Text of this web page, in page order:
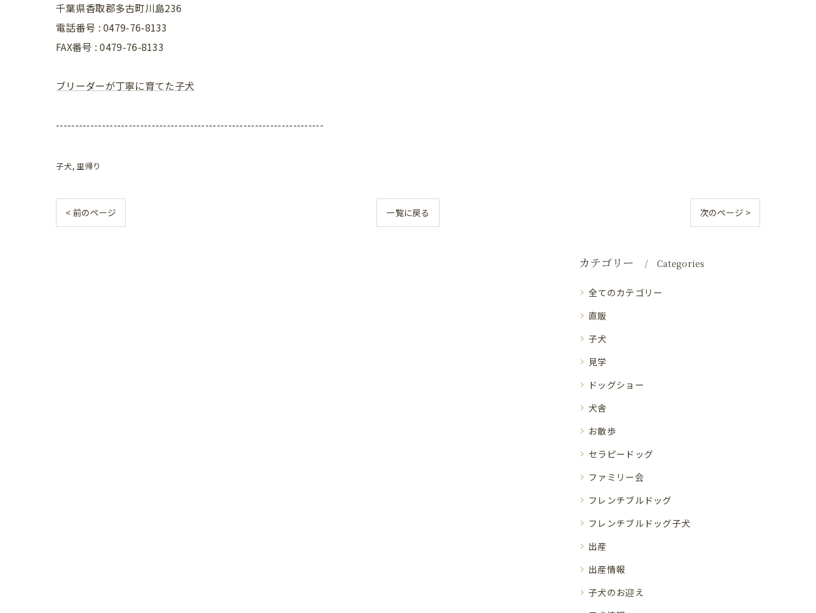
千葉県香取郡多古町川島236
電話番号 : 0479-76-8133
FAX番号 : 0479-76-8133
ブリーダーが丁寧に育てた子犬
----------------------------------------------------------------------
子犬 里帰り
< 前のページ 一覧に戻る 次のページ >
カテゴリー Categories
全てのカテゴリー
直販
子犬
見学
ドッグショー
犬舎
お散歩
セラピードッグ
ファミリー会
フレンチブルドッグ
フレンチブルドッグ子犬
出産
出産情報
子犬のお迎え